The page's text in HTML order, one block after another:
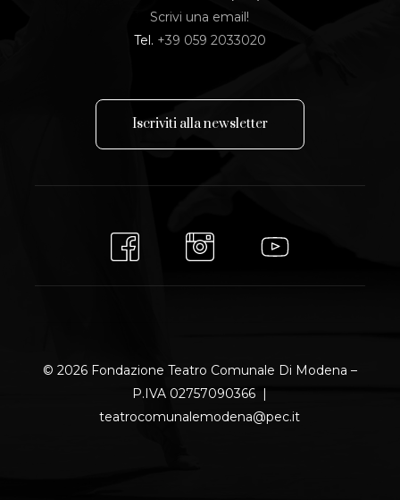
Scrivi una email!
Tel. +39 059 2033020
Iscriviti allanewsletter
© 2026 Fondazione Teatro Comunale Di Modena –
P.IVA 02757090366 |
teatrocomunalemodena@pec.it